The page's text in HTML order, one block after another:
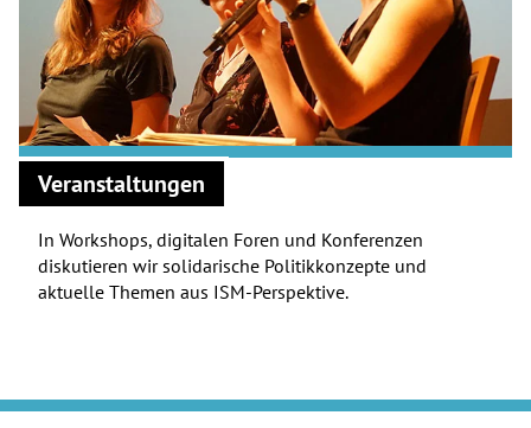
Veranstaltungen
In Workshops, digitalen Foren und Konferenzen
diskutieren wir solidarische Politikkonzepte und
aktuelle Themen aus ISM-Perspektive.